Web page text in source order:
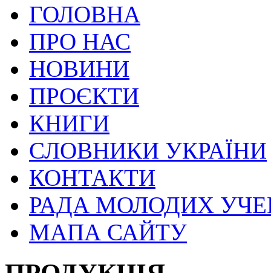
ГОЛОВНА
ПРО НАС
НОВИНИ
ПРОЄКТИ
КНИГИ
СЛОВНИКИ УКРАЇНИ
КОНТАКТИ
РАДА МОЛОДИХ
МАПА САЙТУ